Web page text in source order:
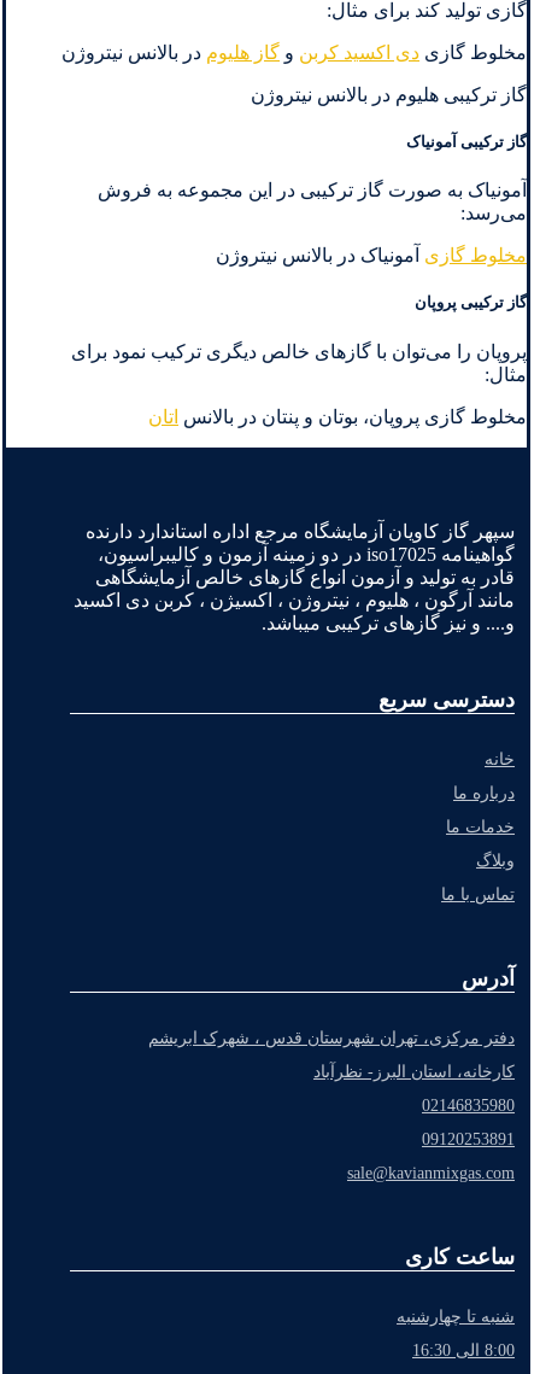
گازی تولید کند برای مثال:
مخلوط گازی دی اکسید کربن و گاز هلیوم در بالانس نیتروژن
گاز ترکیبی هلیوم در بالانس نیتروژن
گاز ترکیبی آمونیاک
آمونیاک به صورت گاز ترکیبی در این مجموعه به فروش
می‌رسد:
مخلوط گازی آمونیاک در بالانس نیتروژن
گاز ترکیبی پروپان
پروپان را می‌توان با گازهای خالص دیگری ترکیب نمود برای
مثال:
مخلوط گازی پروپان، بوتان و پنتان در بالانس اتان
سپهر گاز کاویان آزمایشگاه مرجع اداره استاندارد دارنده
گواهینامه iso17025 در دو زمینه آزمون و کالیبراسیون،
قادر به تولید و آزمون انواع گازهای خالص آزمایشگاهی
مانند آرگون ، هلیوم ، نیتروژن ، اکسیژن ، کربن دی اکسید
و.... و نیز گازهای ترکیبی میباشد.
دسترسی سریع
خانه
درباره ما
خدمات ما
وبلاگ
تماس با ما
آدرس
دفتر مرکزی، تهران شهرستان قدس ، شهرک ابریشم
کارخانه، استان البرز- نظرآباد
02146835980
09120253891
sale@kavianmixgas.com
ساعت کاری
شنبه تا چهارشنبه
8:00 الی 16:30